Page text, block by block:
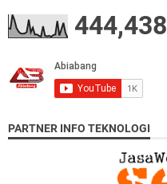
444,438
PARTNER INFO TEKNOLOGI